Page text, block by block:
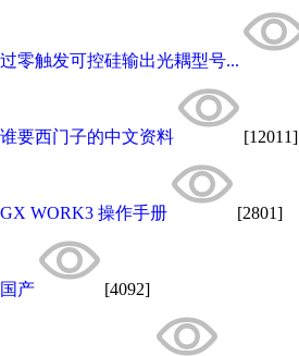
过零触发可控硅输出光耦型号...
谁要西门子的中文资料 [12011]
GX WORK3 操作手册 [2801]
国产 [4092]